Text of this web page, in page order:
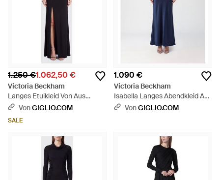
1.250 €1.062,50 €
Victoria Beckham
Langes Etuikleid Von Aus
Jersey Mit Asymmetrischem
VonGIGLIO.COM
SALE
1.090 €
Victoria Beckham
Isabella Langes Abendkleid Aus
Crêpe Mit Geraffter Taille - Blau
VonGIGLIO.COM